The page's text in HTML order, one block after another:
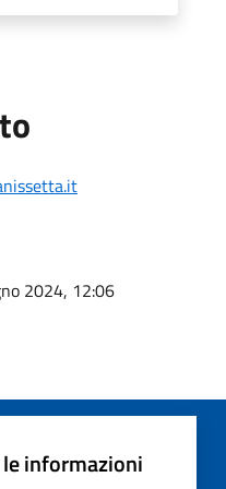
2024, 12:06
informazioni